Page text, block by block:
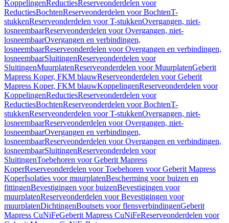
KoppelingenReductiesReserveonderdelen voor
ReductiesBochtenReserveonderdelen voor BochtenT-
stukkenReserveonderdelen voor T-stukkenOvergangen, niet-
losneembaarReserveonderdelen voor Overgangen, niet-
losneembaarOvergangen en verbindingen,
losneembaarReserveonderdelen voor Overgangen en verbindingen,
losneembaarSluitingenReserveonderdelen voor
SluitingenMuurplatenReserveonderdelen voor MuurplatenGeberit
Mapress Koper, FKM blauwReserveonderdelen voor Geberit
Mapress Koper, FKM blauwKoppelingenReserveonderdelen voor
KoppelingenReductiesReserveonderdelen voor
ReductiesBochtenReserveonderdelen voor BochtenT-
stukkenReserveonderdelen voor T-stukkenOvergangen, niet-
losneembaarReserveonderdelen voor Overgangen, niet-
losneembaarOvergangen en verbindingen,
losneembaarReserveonderdelen voor Overgangen en verbindingen,
losneembaarSluitingenReserveonderdelen voor
SluitingenToebehoren voor Geberit Mapress
KoperReserveonderdelen voor Toebehoren voor Geberit Mapress
KoperIsolaties voor muurplatenBescherming voor buizen en
fittingenBevestigingen voor buizenBevestigingen voor
muurplatenReserveonderdelen voor Bevestigingen voor
muurplatenDichtingenBoutsets voor flensverbindingenGeberit
Mapress CuNiFeGeberit Mapress CuNiFeReserveonderdelen voor